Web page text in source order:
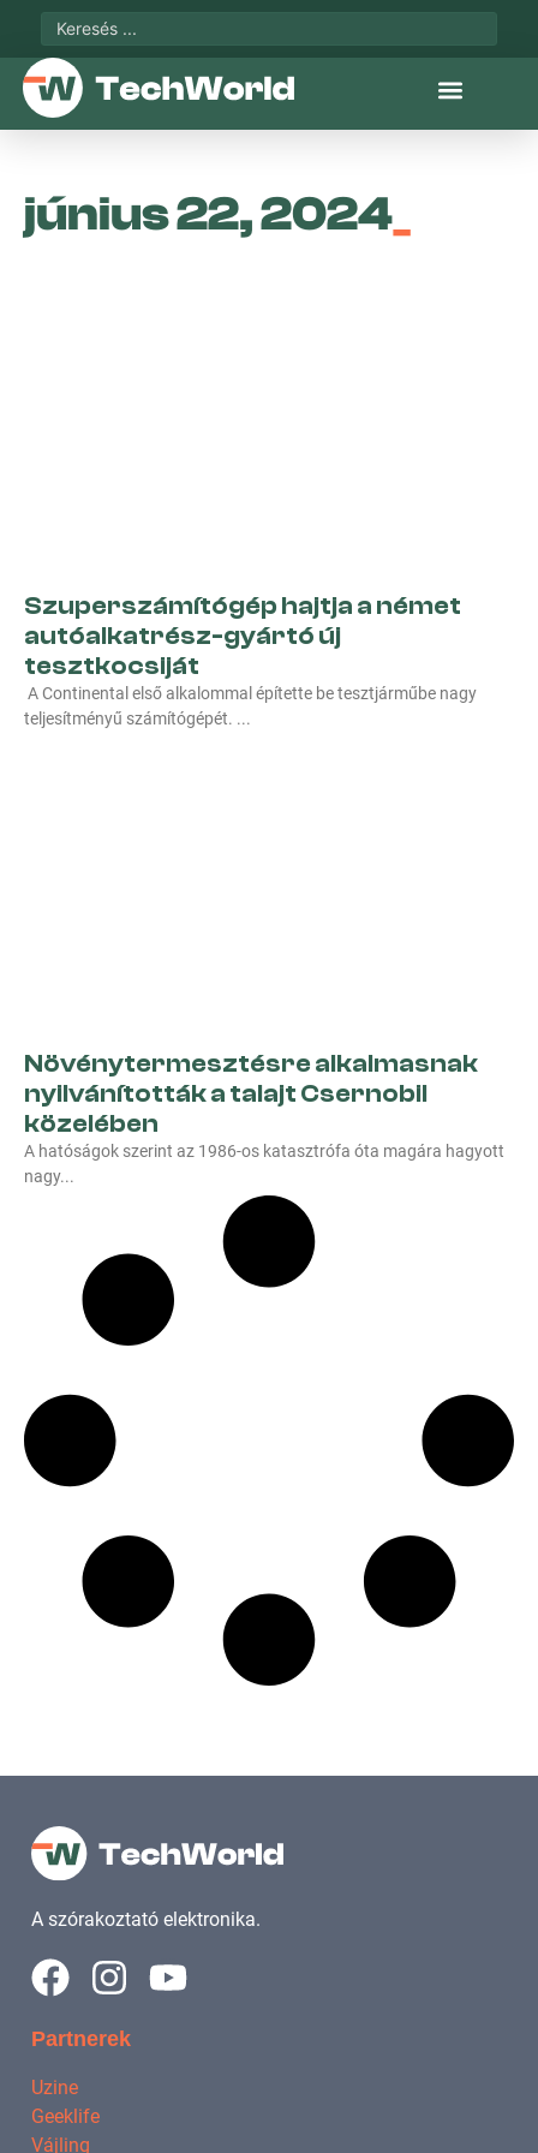
június 22, 2024
Szuperszámítógép hajtja a német
autóalkatrész-gyártó új
tesztkocsiját
A Continental első alkalommal építette be tesztjárműbe nagy
teljesítményű számítógépét.
Növénytermesztésre alkalmasnak
nyilvánították a talajt Csernobil
közelében
A hatóságok szerint az 1986-os katasztrófa óta magára hagyott
nagy
A szórakoztató elektronika.
Partnerek
Uzine
Geeklife
Vájling